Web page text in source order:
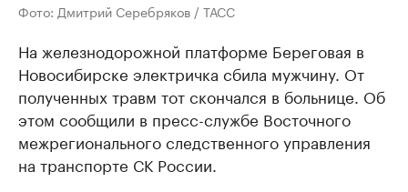
Фото: Дмитрий Серебряков / ТАСС
На железнодорожной платформе Береговая в
Новосибирске электричка сбила мужчину. От
полученных травм тот скончался в больнице. Об
этом сообщили в пресс-службе Восточного
межрегионального следственного управления
на транспорте СК России.